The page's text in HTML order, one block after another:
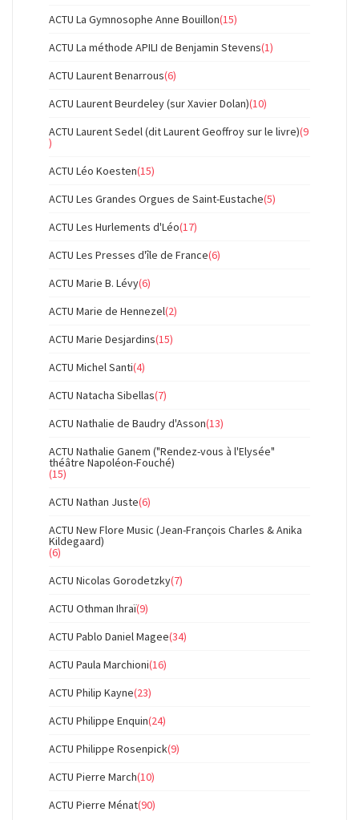
ACTU La Gymnosophe Anne Bouillon(15)
ACTU La méthode APILI de Benjamin Stevens(1)
ACTU Laurent Benarrous(6)
ACTU Laurent Beurdeley (sur Xavier Dolan)(10)
ACTU Laurent Sedel (dit Laurent Geoffroy sur le livre)(9
)
ACTU Léo Koesten(15)
ACTU Les Grandes Orgues de Saint-Eustache(5)
ACTU Les Hurlements d'Léo(17)
ACTU Les Presses d'île de France(6)
ACTU Marie B. Lévy(6)
ACTU Marie de Hennezel(2)
ACTU Marie Desjardins(15)
ACTU Michel Santi(4)
ACTU Natacha Sibellas(7)
ACTU Nathalie de Baudry d'Asson(13)
ACTU Nathalie Ganem ("Rendez-vous à l'Elysée"
théâtre Napoléon-Fouché)
(15)
ACTU Nathan Juste(6)
ACTU New Flore Music (Jean-François Charles & Anika
Kildegaard)
(6)
ACTU Nicolas Gorodetzky(7)
ACTU Othman Ihraï(9)
ACTU Pablo Daniel Magee(34)
ACTU Paula Marchioni(16)
ACTU Philip Kayne(23)
ACTU Philippe Enquin(24)
ACTU Philippe Rosenpick(9)
ACTU Pierre March(10)
ACTU Pierre Ménat(90)